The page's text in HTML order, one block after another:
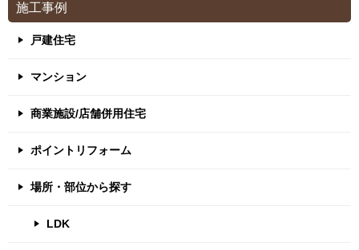
施工事例
戸建住宅
マンション
商業施設/店舗併用住宅
ポイントリフォーム
場所・部位から探す
LDK